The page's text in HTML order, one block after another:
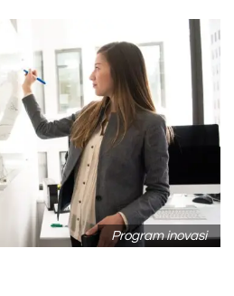
Program inovasi